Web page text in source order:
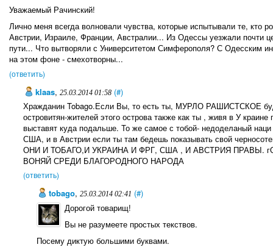
Уважаемый Рачинский!
Лично меня всегда волновали чувства, которые испытывали те,
Австрии, Израиле, Франции, Австралии... Из Одессы уезжали почти
пути... Что вытворяли с Университетом Симферополя? С Одесским
на этом фоне - смехотворны...
(ответить)
klaas, 25.03.2014 01:58 (#)
Хражданин Tobago.Если Вы, то есть ты, МУРЛО РАШИСТСКОЕ
островитян-жителей этого острова также как ты , живя в У
выставят куда подальше. То же самое с тобой- недоделаный
США, и в Австрии если ты там бедешь показывать свой
ОНИ И ТОБАГО,И УКРАИНА И ФРГ, США , И АВСТРИЯ
ВОНЯЙ СРЕДИ БЛАГОРОДНОГО НАРОДА
(ответить)
tobago,25.03.2014 02:41 (#)
Дорогой товарищ!
Вы не разумеете простых текствов.
Посему диктую большими буквами.